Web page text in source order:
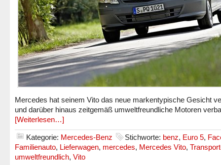
Mercedes hat seinem Vito das neue markentypische Gesicht
und darüber hinaus zeitgemäß umweltfreundliche Motoren
[Weiterlesen…]
Kategorie: Mercedes-Benz Stichworte: benz, Euro 5,
Familienauto, Lieferwagen, mercedes, Mercedes Vito,
umweltfreundlich, Vito